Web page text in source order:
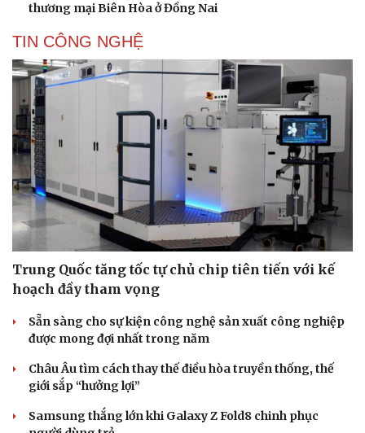
thương mại Biên Hòa ở Đồng Nai
TIN CÔNG NGHỆ
Trung Quốc tăng tốc tự chủ chip tiên tiến với kế
hoạch đầy tham vọng
Sẵn sàng cho sự kiện công nghệ sản xuất công nghiệp
được mong đợi nhất trong năm
Châu Âu tìm cách thay thế điều hòa truyền thống, thế
giới sắp “hưởng lợi”
Samsung thắng lớn khi Galaxy Z Fold8 chinh phục